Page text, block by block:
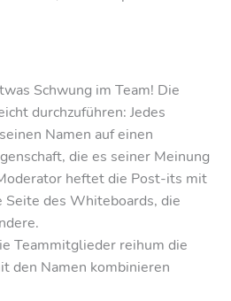
Schwung im Team! Die
durchzuführen: Jedes
Namen auf einen
die es seiner Meinung
heftet die Post-its mit
Seite des Whiteboards, die
Teammitglieder reihum die
den Namen kombinieren